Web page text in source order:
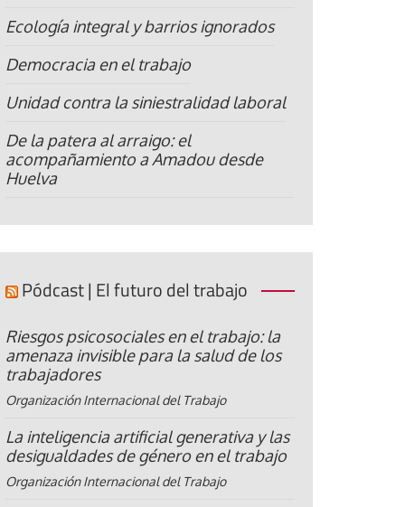
Ecología integral y barrios ignorados
Democracia en el trabajo
Unidad contra la siniestralidad laboral
De la patera al arraigo: el
acompañamiento a Amadou desde
Huelva
Pódcast | El futuro del trabajo
Riesgos psicosociales en el trabajo: la
amenaza invisible para la salud de los
trabajadores
Organización Internacional del Trabajo
La inteligencia artificial generativa y las
desigualdades de género en el trabajo
Organización Internacional del Trabajo